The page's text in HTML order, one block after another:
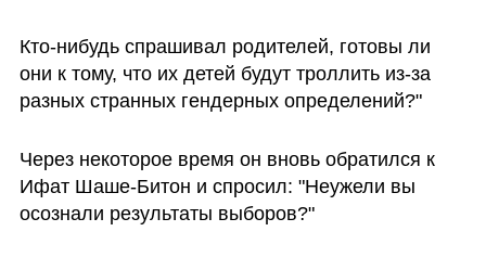
Кто-нибудь спрашивал родителей, готовы ли
они к тому, что их детей будут троллить из-за
разных странных гендерных определений?"
Через некоторое время он вновь обратился к
Ифат Шаше-Битон и спросил: "Неужели вы
осознали результаты выборов?"